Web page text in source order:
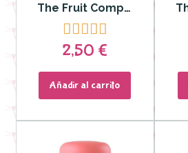
The Fruit Company - Crema de manos Sandías 50ml

2,50 €
Añadir al carrito